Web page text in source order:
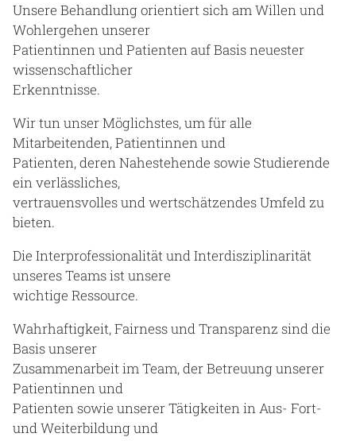
Unsere Behandlung orientiert sich am Willen und
Wohlergehen unserer
Patientinnen und Patienten auf Basis neuester
wissenschaftlicher
Erkenntnisse.
Wir tun unser Möglichstes, um für alle
Mitarbeitenden, Patientinnen und
Patienten, deren Nahestehende sowie Studierende
ein verlässliches,
vertrauensvolles und wertschätzendes Umfeld zu
bieten.
Die Interprofessionalität und Interdisziplinarität
unseres Teams ist unsere
wichtige Ressource.
Wahrhaftigkeit, Fairness und Transparenz sind die
Basis unserer
Zusammenarbeit im Team, der Betreuung unserer
Patientinnen und
Patienten sowie unserer Tätigkeiten in Aus- Fort-
und Weiterbildung und